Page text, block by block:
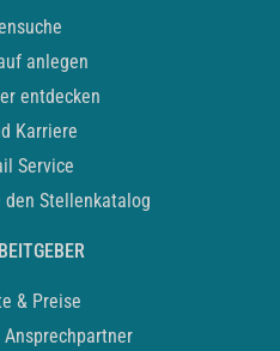
anlegen
entdecken
Karriere
Service
den Stellenkatalog
& Preise